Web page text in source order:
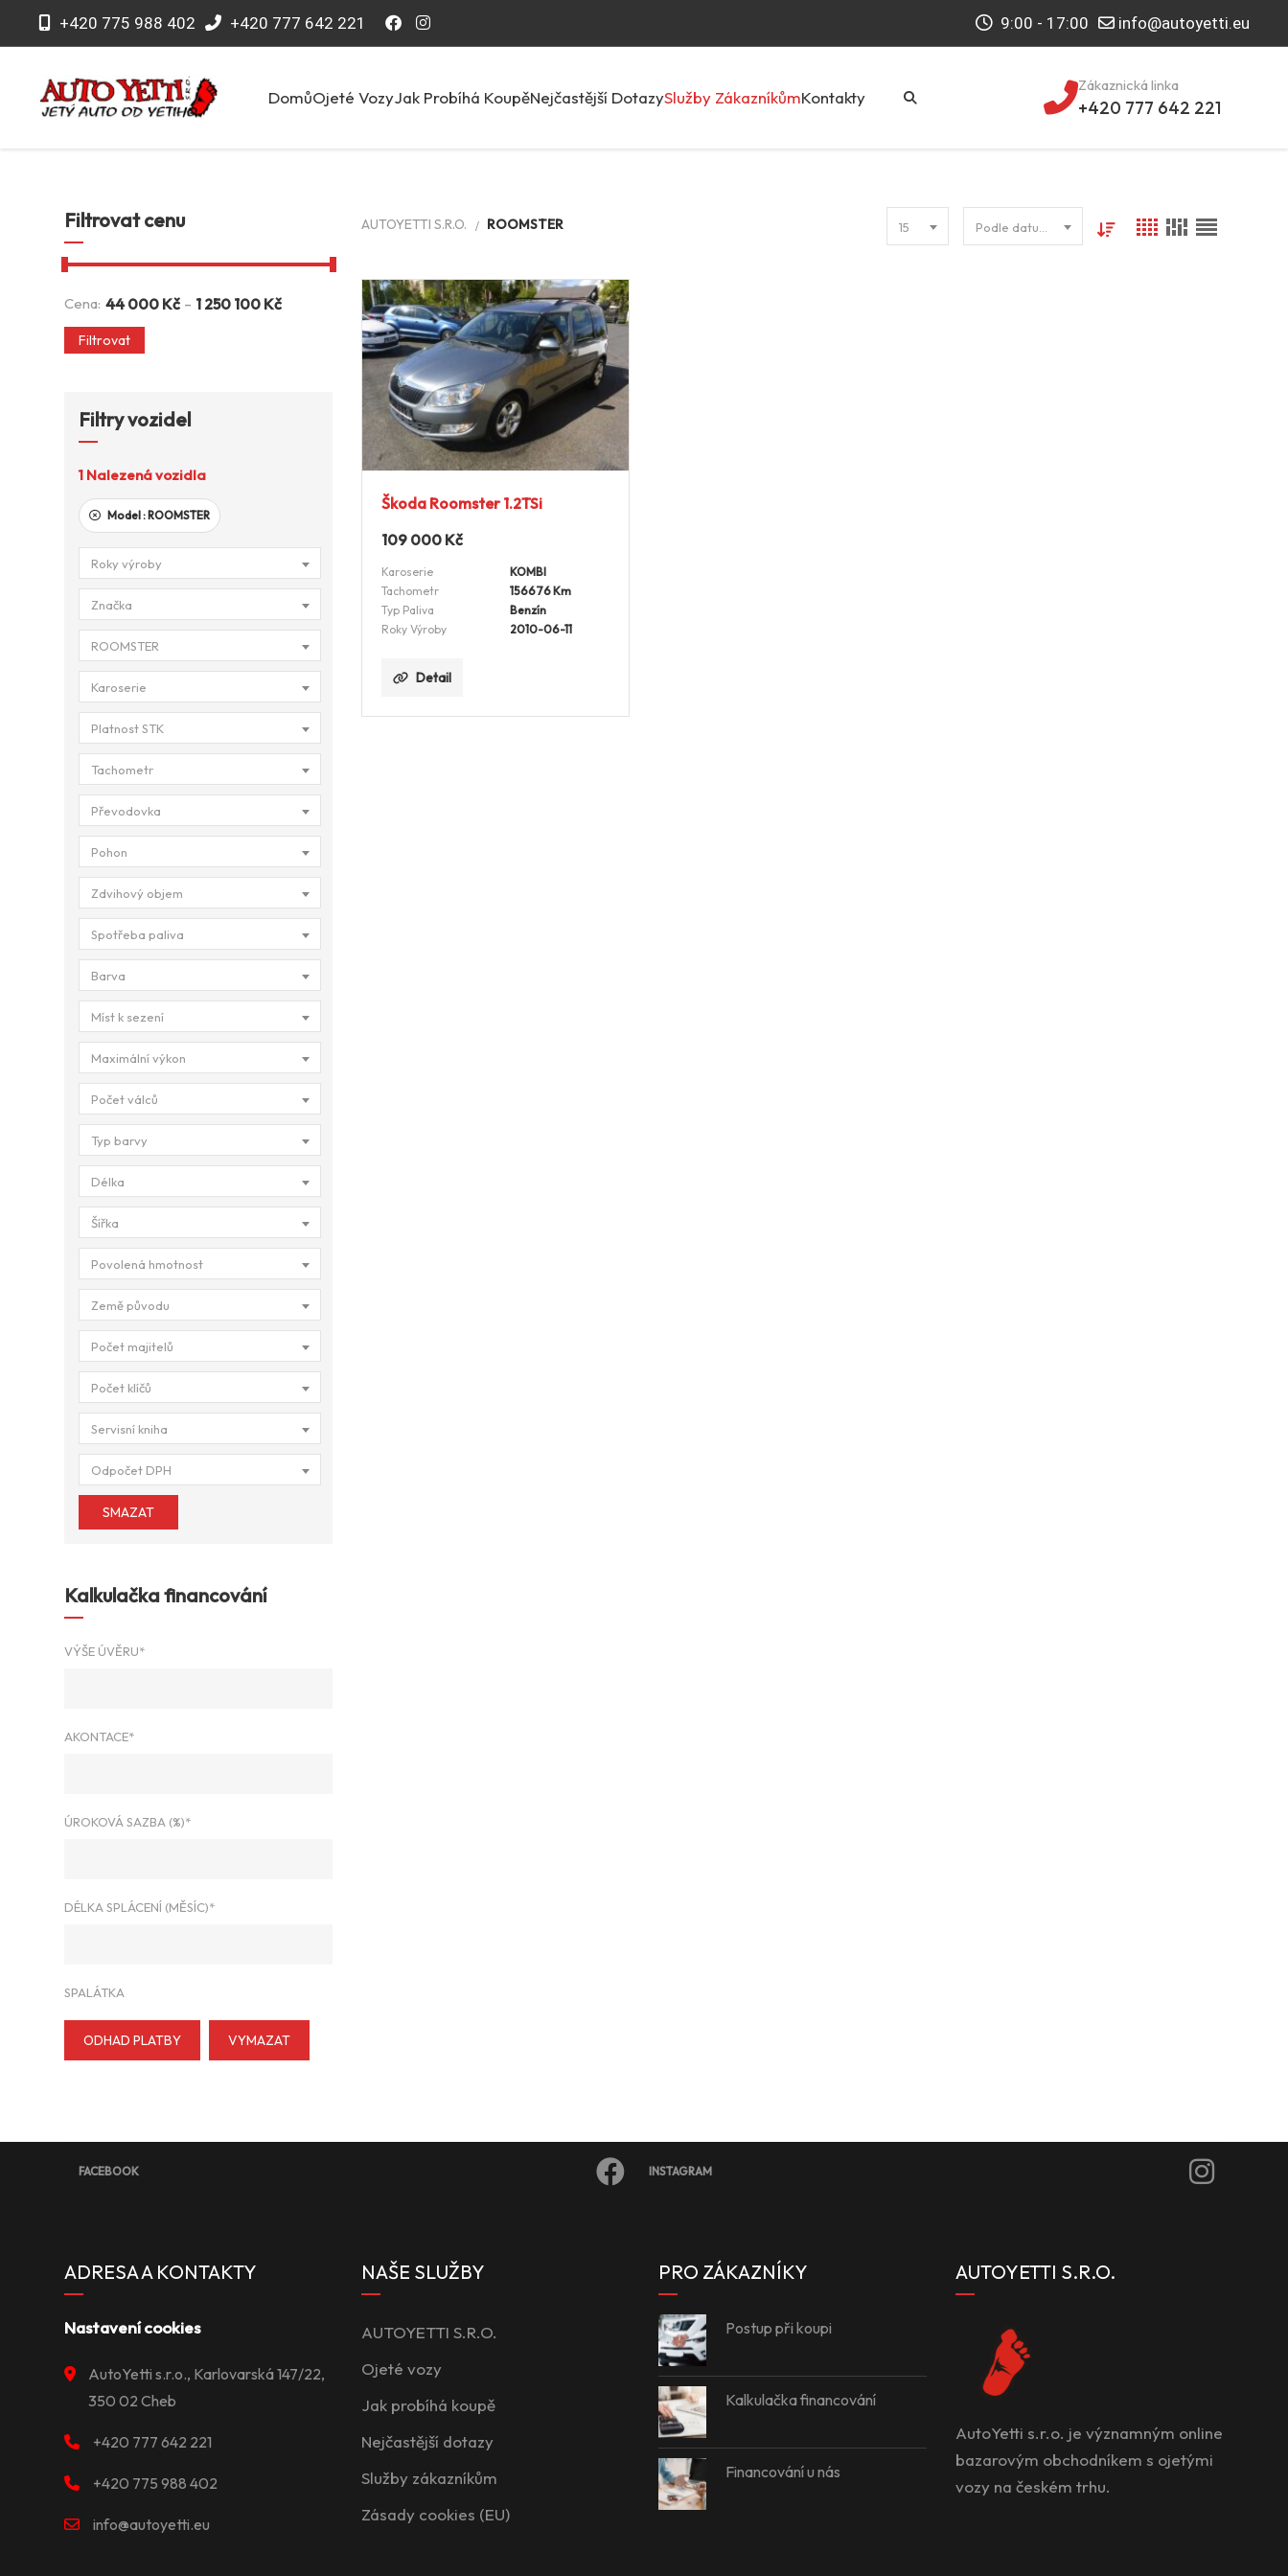
+420 775 988 402 +420 777 642 221 9:00 - 17:00 info@autoyetti.eu
DomůOjeté VozyJak Probíhá KoupěNejčastější DotazySlužby ZákazníkůmKontakty
Zákaznická linka
+420 777 642 221
Filtrovat cenu
Cena: 44 000 Kč - 1 250 100 Kč
Filtrovat
Filtry vozidel
1 Nalezená vozidla
Model :ROOMSTER
Roky výroby
Značka
ROOMSTER
Karoserie
Platnost STK
Tachometr
Převodovka
Pohon
Zdvihový objem
Spotřeba paliva
Barva
Míst k sezení
Maximální výkon
Počet válců
Typ barvy
Délka
Šířka
Povolená hmotnost
Země původu
Počet majitelů
Počet klíčů
Servisní kniha
Odpočet DPH
SMAZAT
Kalkulačka financování
VÝŠE ÚVĚRU*
AKONTACE*
ÚROKOVÁ SAZBA (%)*
DÉLKA SPLÁCENÍ (MĚSÍC)*
SPALÁTKA
ODHAD PLATBY VYMAZAT
AUTOYETTI S.R.O. ROOMSTER 15
Škoda Roomster 1.2TSi
109 000 Kč
Karoserie
KOMBI
Tachometr
156676 Km
Typ Paliva
Benzín
Roky Výroby
2010-06-11
Detail
FACEBOOK INSTAGRAM
ADRESA A KONTAKTY
Nastavení cookies
AutoYetti s.r.o., Karlovarská 147/22,
350 02 Cheb
+420 777 642 221
+420 775 988 402
info@autoyetti.eu
NAŠE SLUŽBY
AUTOYETTI S.R.O.
Ojeté vozy
Jak probíhá koupě
Nejčastější dotazy
Služby zákazníkům
Zásady cookies (EU)
PRO ZÁKAZNÍKY
Postup při koupi
Kalkulačka financování
Financování u nás
AUTOYETTI S.R.O.
AutoYetti s.r.o. je významným online
bazarovým obchodníkem s ojetými
vozy na českém trhu.